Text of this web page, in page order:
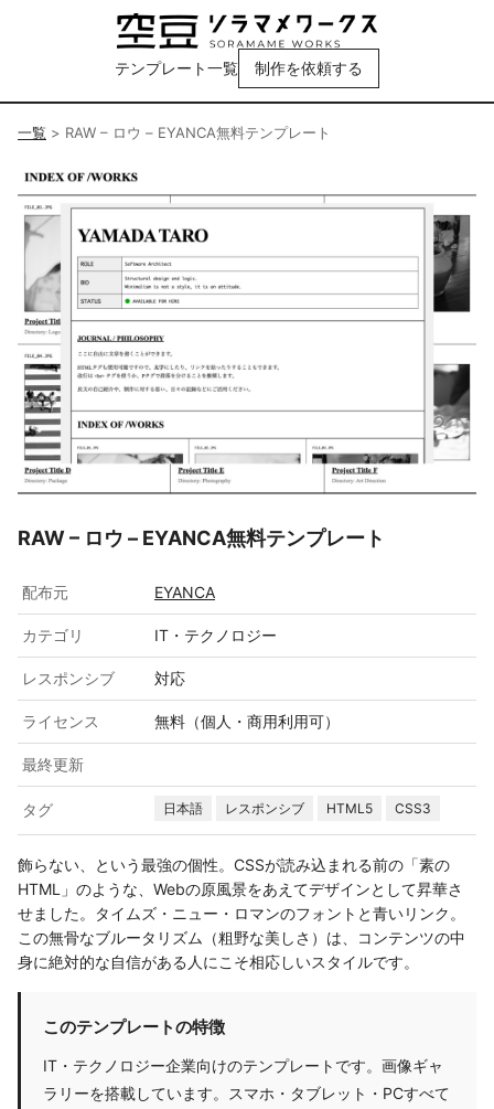
テンプレート一覧 制作を依頼する
一覧 > RAW – ロウ – EYANCA無料テンプレート
RAW – ロウ – EYANCA無料テンプレート
配布元 EYANCA
カテゴリ IT・テクノロジー
レスポンシブ 対応
ライセンス 無料（個人・商用利用可）
最終更新
タグ 日本語 レスポンシブ HTML5 CSS3
飾らない、という最強の個性。CSSが読み込まれる前の「素の
HTML」のような、Webの原風景をあえてデザインとして昇華さ
せました。タイムズ・ニュー・ロマンのフォントと青いリンク。
この無骨なブルータリズム（粗野な美しさ）は、コンテンツの中
身に絶対的な自信がある人にこそ相応しいスタイルです。
このテンプレートの特徴
IT・テクノロジー企業向けのテンプレートです。画像ギャ
ラリーを搭載しています。スマホ・タブレット・PCすべて